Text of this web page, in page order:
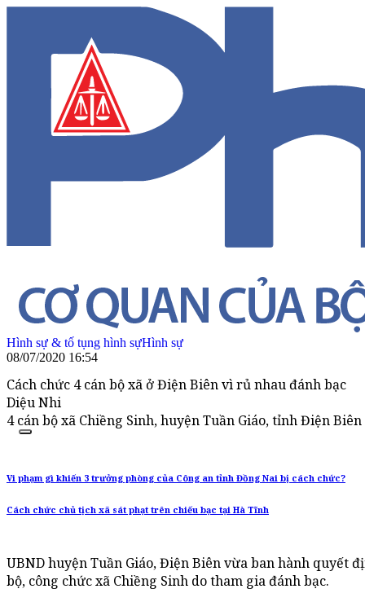
Hình sự & tố tụng hình sựHình sự
08/07/2020 16:54
Cách chức 4 cán bộ xã ở Điện Biên vì rủ nhau đánh bạc
Diệu Nhi
4 cán bộ xã Chiềng Sinh, huyện Tuần Giáo, tỉnh Điện
Vi phạm gì khiến 3 trưởng phòng của Công an tỉnh Đồng Nai bị cách chức?
Cách chức chủ tịch xã sát phạt trên chiếu bạc tại Hà Tĩnh
UBND huyện Tuần Giáo, Điện Biên vừa ban hành quyết
bộ, công chức xã Chiềng Sinh do tham gia đánh bạc.